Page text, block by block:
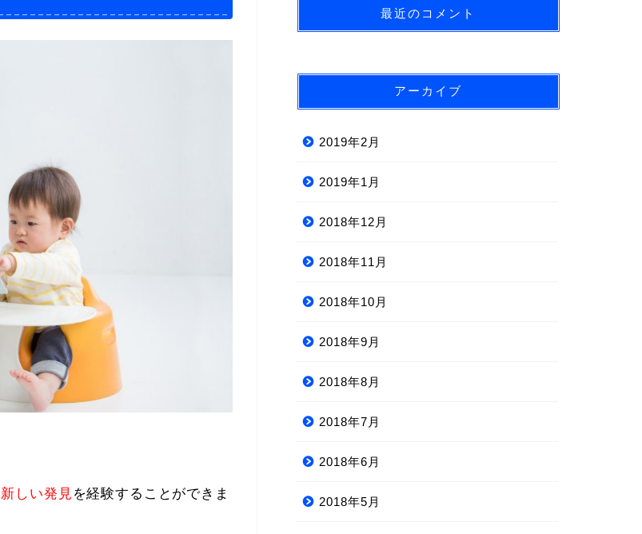
新しい発見 を経験することができま
最近のコメント
アーカイブ
2019年2月
2019年1月
2018年12月
2018年11月
2018年10月
2018年9月
2018年8月
2018年7月
2018年6月
2018年5月